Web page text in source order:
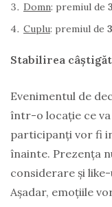
Domn: premiul de
Cuplu: premiul de
Stabilirea
Evenimentul de
într-o locație ce
participanți vor fi
înainte. Prezența
considerare și
Așadar, emoțiile